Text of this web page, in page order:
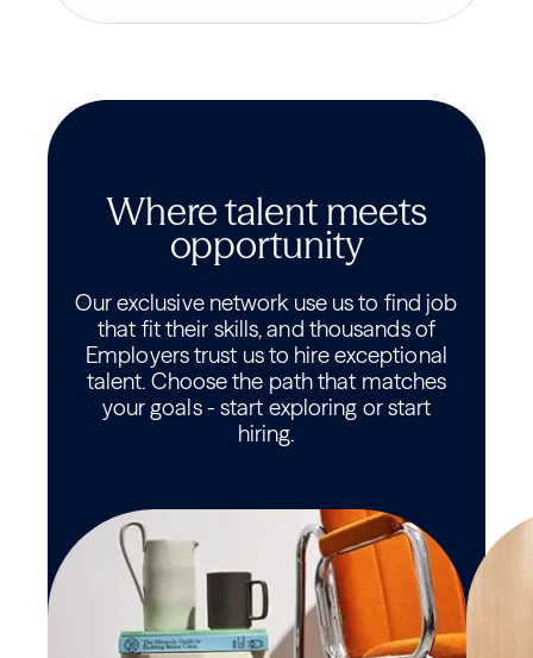
Where talent meets
opportunity
Our exclusive network use us to find job
that fit their skills, and thousands of
Employers trust us to hire exceptional
talent. Choose the path that matches
your goals - start exploring or start
hiring.